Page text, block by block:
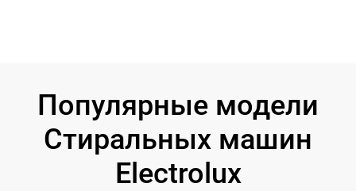
Популярные модели
Стиральных машин
Electrolux